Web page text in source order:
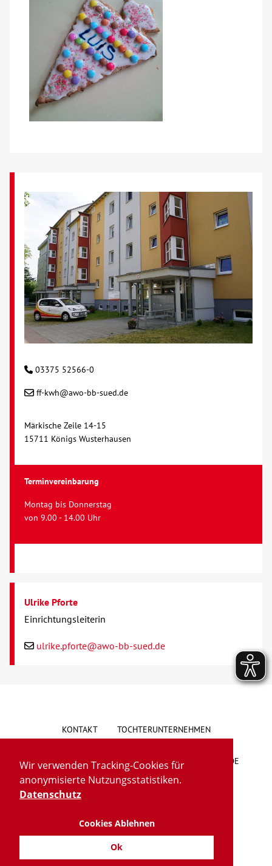
Wir verwenden Tracking-Cookies für
anonymisierte Nutzungsstatistiken.
Datenschutz
Cookies Ablehnen
Ok
Suche
Kontakt
AWO BB Süd
03375 52566-0
ff-kwh@awo-bb-sued.de
Märkische Zeile 14-15
15711 Königs Wusterhausen
Terminvereinbarung
Montag bis Donnerstag
von 9.00 - 14.00 Uhr
Ulrike Pforte
Einrichtungsleiterin
ulrike.pforte@awo-bb-sued.de
KONTAKT TOCHTERUNTERNEHMEN
HINWEISGEBERSYSTEM VORSCHLAG/BESCHWERDE
LIEFERKETTENGESETZ
IMPRESSUM DATENSCHUTZ